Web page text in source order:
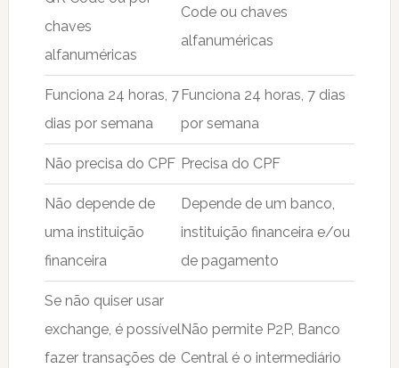
chaves
alfanuméricas
Code ou chaves
alfanuméricas
Funciona 24 horas, 7
dias por semana
Funciona 24 horas, 7 dias
por semana
Não precisa do CPF Precisa do CPF
Não depende de
uma instituição
financeira
Depende de um banco,
instituição financeira e/ou
de pagamento
Se não quiser usar
exchange, é possível
fazer transações de
Não permite P2P, Banco
Central é o intermediário